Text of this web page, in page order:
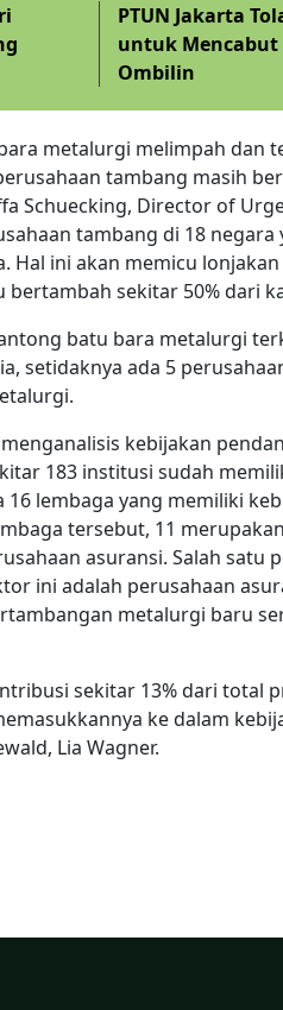
PTUN Jakarta
untuk Mencabut
Ombilin
metalurgi melimpah dan
tambang masih
Schuecking, Director of
tambang di 18 negara
Hal ini akan memicu
sekitar 50% dari
batu bara metalurgi
setidaknya ada 5
kebijakan
183 institusi sudah
lembaga yang memiliki
tersebut, 11
asuransi. Salah satu
ini adalah perusahaan
metalurgi baru
sekitar 13% dari total
ke dalam
Lia Wagner.